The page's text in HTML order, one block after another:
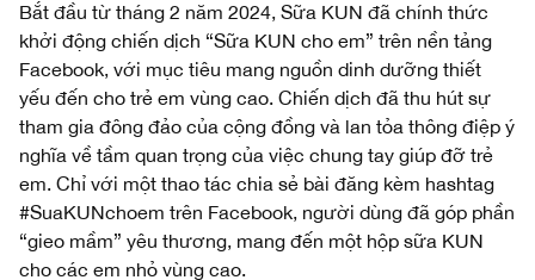
Bắt đầu từ tháng 2 năm 2024, Sữa KUN đã chính thức
khởi động chiến dịch “Sữa KUN cho em” trên nền tảng
Facebook, với mục tiêu mang nguồn dinh dưỡng thiết
yếu đến cho trẻ em vùng cao. Chiến dịch đã thu hút sự
tham gia đông đảo của cộng đồng và lan tỏa thông điệp ý
nghĩa về tầm quan trọng của việc chung tay giúp đỡ trẻ
em. Chỉ với một thao tác chia sẻ bài đăng kèm hashtag
#SuaKUNchoem trên Facebook, người dùng đã góp phần
“gieo mầm” yêu thương, mang đến một hộp sữa KUN
cho các em nhỏ vùng cao.